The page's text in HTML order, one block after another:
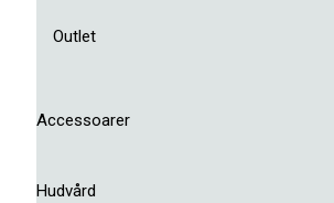
Outlet
Accessoarer
Hudvård